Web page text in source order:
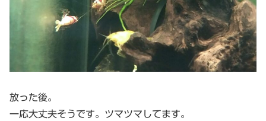
放った後。
一応大丈夫そうです。ツマツマしてます。